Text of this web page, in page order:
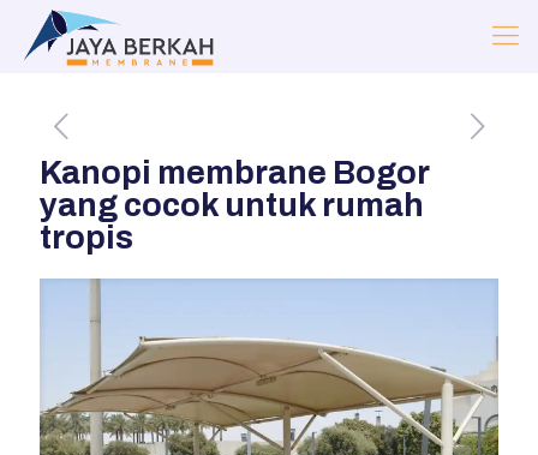
Kanopi membrane Bogor
yang cocok untuk rumah
tropis